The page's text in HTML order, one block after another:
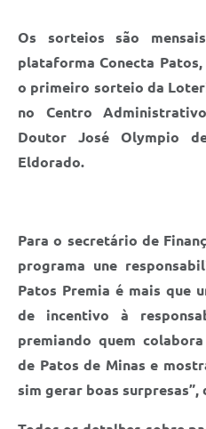
Os sorteios são
plataforma Conecta
o primeiro sorteio da
no Centro
Doutor José Olympio
Eldorado.
Para o secretário de
programa une
Patos Premia é mais que
de incentivo à
premiando quem
de Patos de Minas e
sim gerar boas